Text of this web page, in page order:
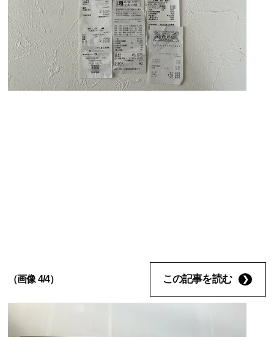
（画像 4/4） この記事を読む